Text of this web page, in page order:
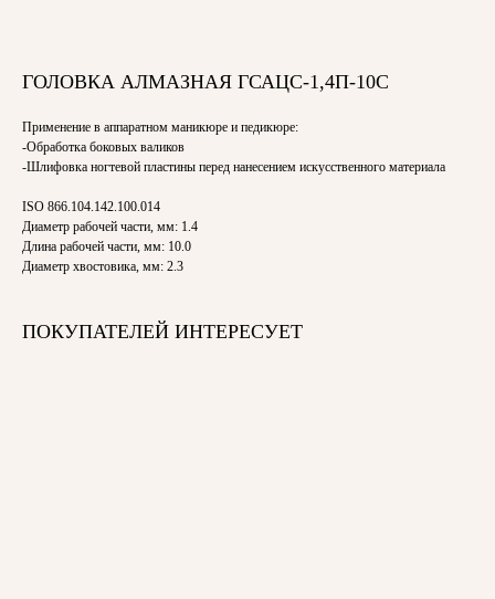
ГОЛОВКА АЛМАЗНАЯ ГСАЦС-1,4П-10С
Применение в аппаратном маникюре и педикюре:
-Обработка боковых валиков
-Шлифовка ногтевой пластины перед нанесением искусственного материала
ISO 866.104.142.100.014
Диаметр рабочей части, мм: 1.4
Длина рабочей части, мм: 10.0
Диаметр хвостовика, мм: 2.3
ПОКУПАТЕЛЕЙ ИНТЕРЕСУЕТ